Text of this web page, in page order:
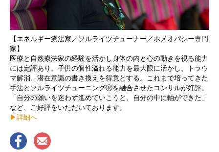
【エネルギー療法家／ソルライツチューナー／ホメオパシー専門
家】
医療と自然療法家の経験を活かし身体の内と心の動きを視る能力
には定評あり。子供の個性溢れる能力を最大限に活かし、トラウ
マ解消、潜在意識の書き換えを得意とする。これまで培ってきた
手法とソルライツチューニングⓇを融合させたコンサルが好評。
「自分の願いを迷わず進めていこうと、自分の中に軸ができた」
など、ご好評をいただいております。
▶︎詳細へ